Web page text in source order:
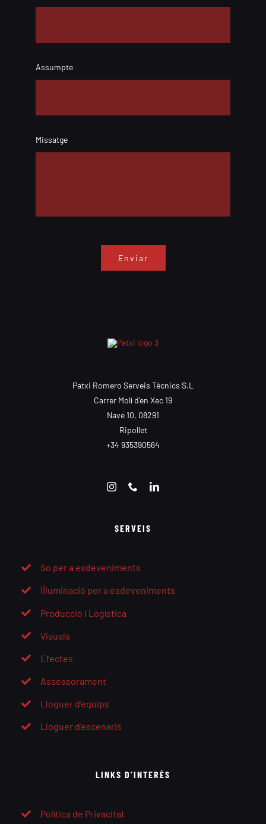
Assumpte
Missatge
Enviar
Patxi Romero Serveis Tècnics S.L
Carrer Molí d’en Xec 19
Nave 10, 08291
Ripollet
+34 935390564
SERVEIS
So per a esdeveniments
Il·luminació per a esdeveniments
Producció i Logística
Visuals
Efectes
Assessorament
Lloguer d’equips
Lloguer d’escenaris
LINKS D’INTERÈS
Política de Privacitat